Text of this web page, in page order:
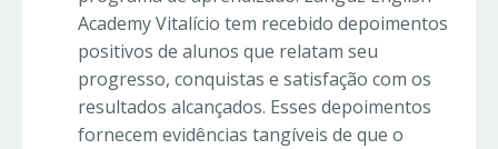
Academy Vitalício tem recebido depoimentos
positivos de alunos que relatam seu
progresso, conquistas e satisfação com os
resultados alcançados. Esses depoimentos
fornecem evidências tangíveis de que o